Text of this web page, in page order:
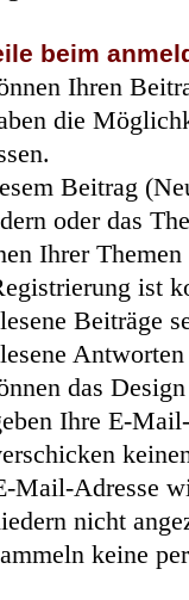
beim
Ihren
die
Beitrag
oder das
Ihrer
ist
Beiträge
das
Ihre E-
Mail-Adresse
nicht
keine